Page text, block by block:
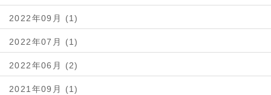
2022年09月 (1)
2022年07月 (1)
2022年06月 (2)
2021年09月 (1)